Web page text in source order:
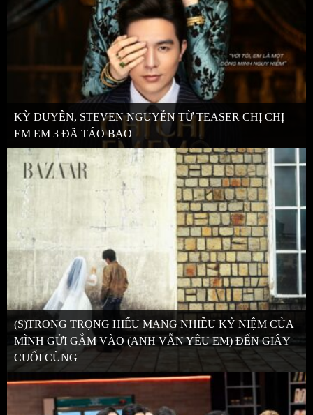
KỲ DUYÊN, STEVEN NGUYỄN TỪ TEASER CHỊ CHỊ
EM EM 3 ĐÃ TÁO BẠO
(S)TRONG TRỌNG HIẾU MANG NHIỀU KỶ NIỆM CỦA
MÌNH GỬI GẮM VÀO (ANH VẪN YÊU EM) ĐẾN GIÂY
CUỐI CÙNG